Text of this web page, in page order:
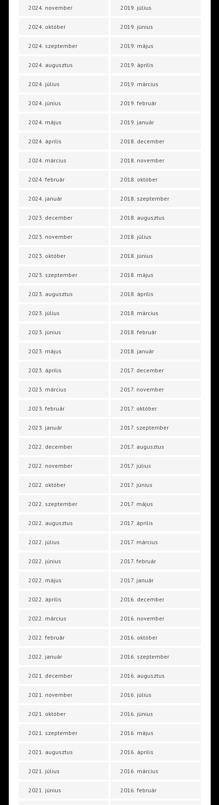
2024. november
2024. október
2024. szeptember
2024. augusztus
2024. július
2024. június
2024. május
2024. április
2024. március
2024. február
2024. január
2023. december
2023. november
2023. október
2023. szeptember
2023. augusztus
2023. július
2023. június
2023. május
2023. április
2023. március
2023. február
2023. január
2022. december
2022. november
2022. október
2022. szeptember
2022. augusztus
2022. július
2022. június
2022. május
2022. április
2022. március
2022. február
2022. január
2021. december
2021. november
2021. október
2021. szeptember
2021. augusztus
2021. július
2021. június
2019. július
2019. június
2019. május
2019. április
2019. március
2019. február
2019. január
2018. december
2018. november
2018. október
2018. szeptember
2018. augusztus
2018. július
2018. június
2018. május
2018. április
2018. március
2018. február
2018. január
2017. december
2017. november
2017. október
2017. szeptember
2017. augusztus
2017. július
2017. június
2017. május
2017. április
2017. március
2017. február
2017. január
2016. december
2016. november
2016. október
2016. szeptember
2016. augusztus
2016. július
2016. június
2016. május
2016. április
2016. március
2016. február